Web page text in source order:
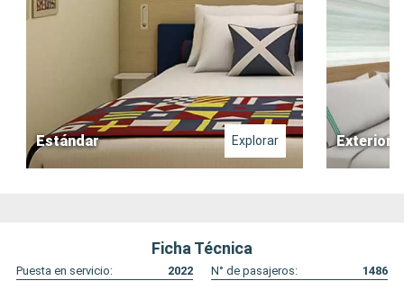
Estándar Explorar Exterior
Ficha Técnica
Puesta en servicio: 2022 N° de pasajeros:
1486